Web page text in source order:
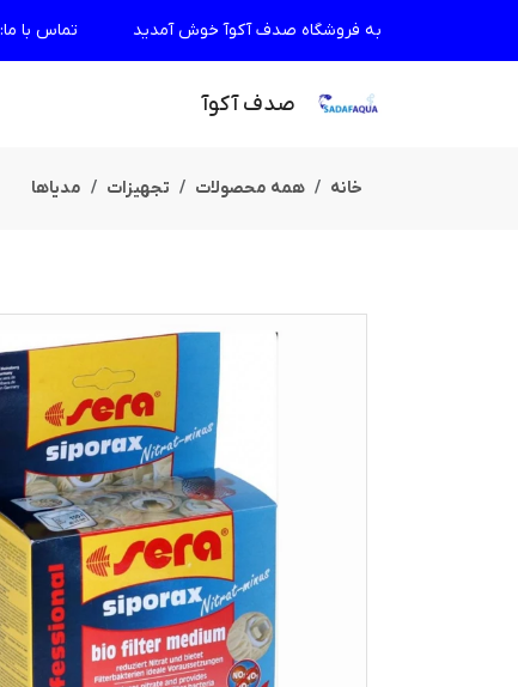
به فروشگاه صدف آکوآ خوش آمدید تماس با ما:
صدف آکوآ
خانه همه محصولات تجهیزات مدیاها